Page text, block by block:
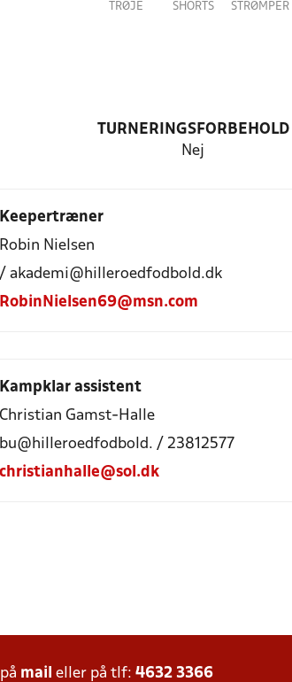
TRØJE SHORTS STRØMPER
TURNERINGSFORBEHOLD
Nej
Keepertræner
Robin Nielsen
/ akademi@hilleroedfodbold.dk
RobinNielsen69@msn.com
Kampklar assistent
Christian Gamst-Halle
bu@hilleroedfodbold. / 23812577
christianhalle@sol.dk
mail eller på tlf: 4632 3366